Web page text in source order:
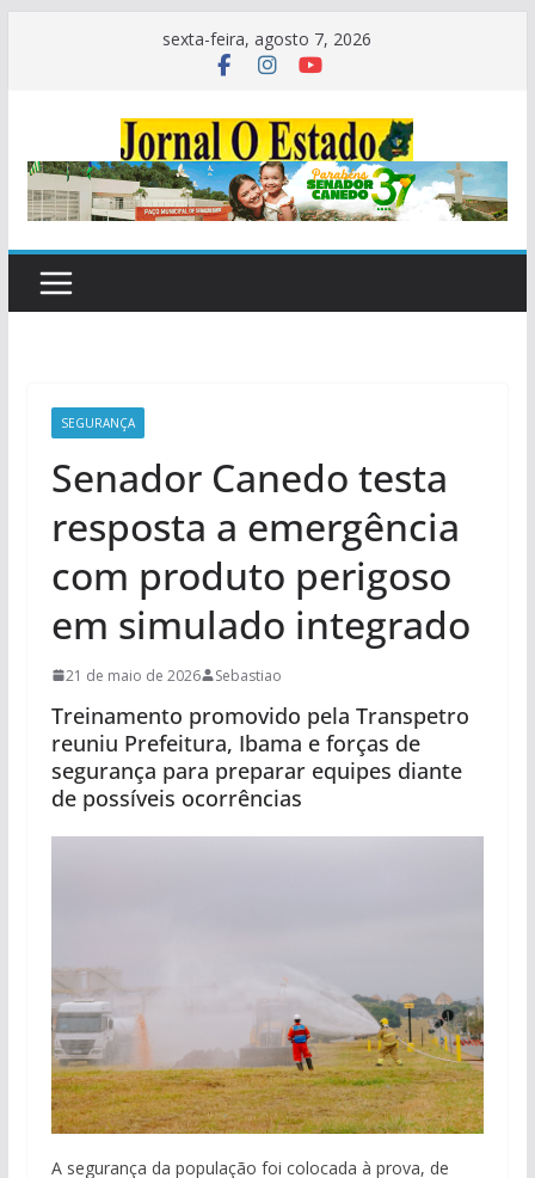
sexta-feira, agosto 7, 2026
SEGURANÇA
Senador Canedo testa
resposta a emergência
com produto perigoso
em simulado integrado
21 de maio de 2026 Sebastiao
Treinamento promovido pela Transpetro
reuniu Prefeitura, Ibama e forças de
segurança para preparar equipes diante
de possíveis ocorrências
A segurança da população foi colocada à prova, de